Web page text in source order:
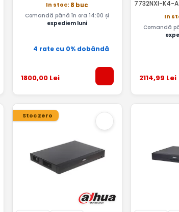
In stoc: 8 buc
Comandă până în ora 14:00 și
expediem luni
4 rate cu 0% dobândă
1800,00 Lei
7732NXI-K4-A
In
Comandă
2114,99 Lei
Stoc zero